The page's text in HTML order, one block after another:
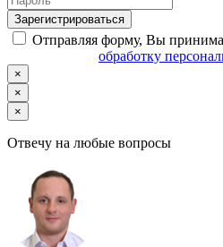
Зарегистрироваться
Отправляя форму, Вы
обработку
×
×
×
Отвечу на любые вопросы